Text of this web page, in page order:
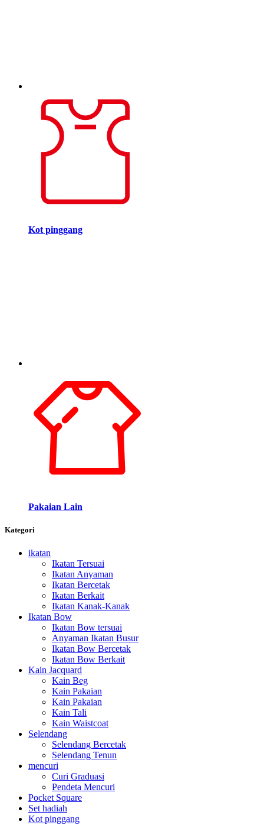
Kot pinggang
Pakaian Lain
Kategori
ikatan
Ikatan Tersuai
Ikatan Anyaman
Ikatan Bercetak
Ikatan Berkait
Ikatan Kanak-Kanak
Ikatan Bow
Ikatan Bow tersuai
Anyaman Ikatan Busur
Ikatan Bow Bercetak
Ikatan Bow Berkait
Kain Jacquard
Kain Beg
Kain Pakaian
Kain Pakaian
Kain Tali
Kain Waistcoat
Selendang
Selendang Bercetak
Selendang Tenun
mencuri
Curi Graduasi
Pendeta Mencuri
Pocket Square
Set hadiah
Kot pinggang